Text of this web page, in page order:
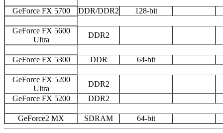
GeForce FX 5700 DDR/DDR2 128-bit
GeForce FX 5600
Ultra
DDR2
GeForce FX 5300 DDR 64-bit
GeForce FX 5200
Ultra
DDR2
GeForce FX 5200
DDR2
GeForce2 MX SDRAM 64-bit